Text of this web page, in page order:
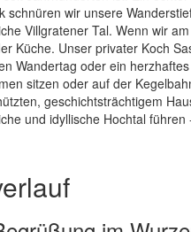
schnüren wir unsere
Villgratener Tal. Wenn wir
Küche. Unser privater Koch
Wandertag oder ein
sitzen oder auf der
geschichtsträchtigem
und idyllische Hochtal